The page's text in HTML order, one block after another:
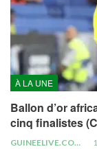
À LA UNE
Ballon d’or
cinq finalistes
GUINEELIVE.COM